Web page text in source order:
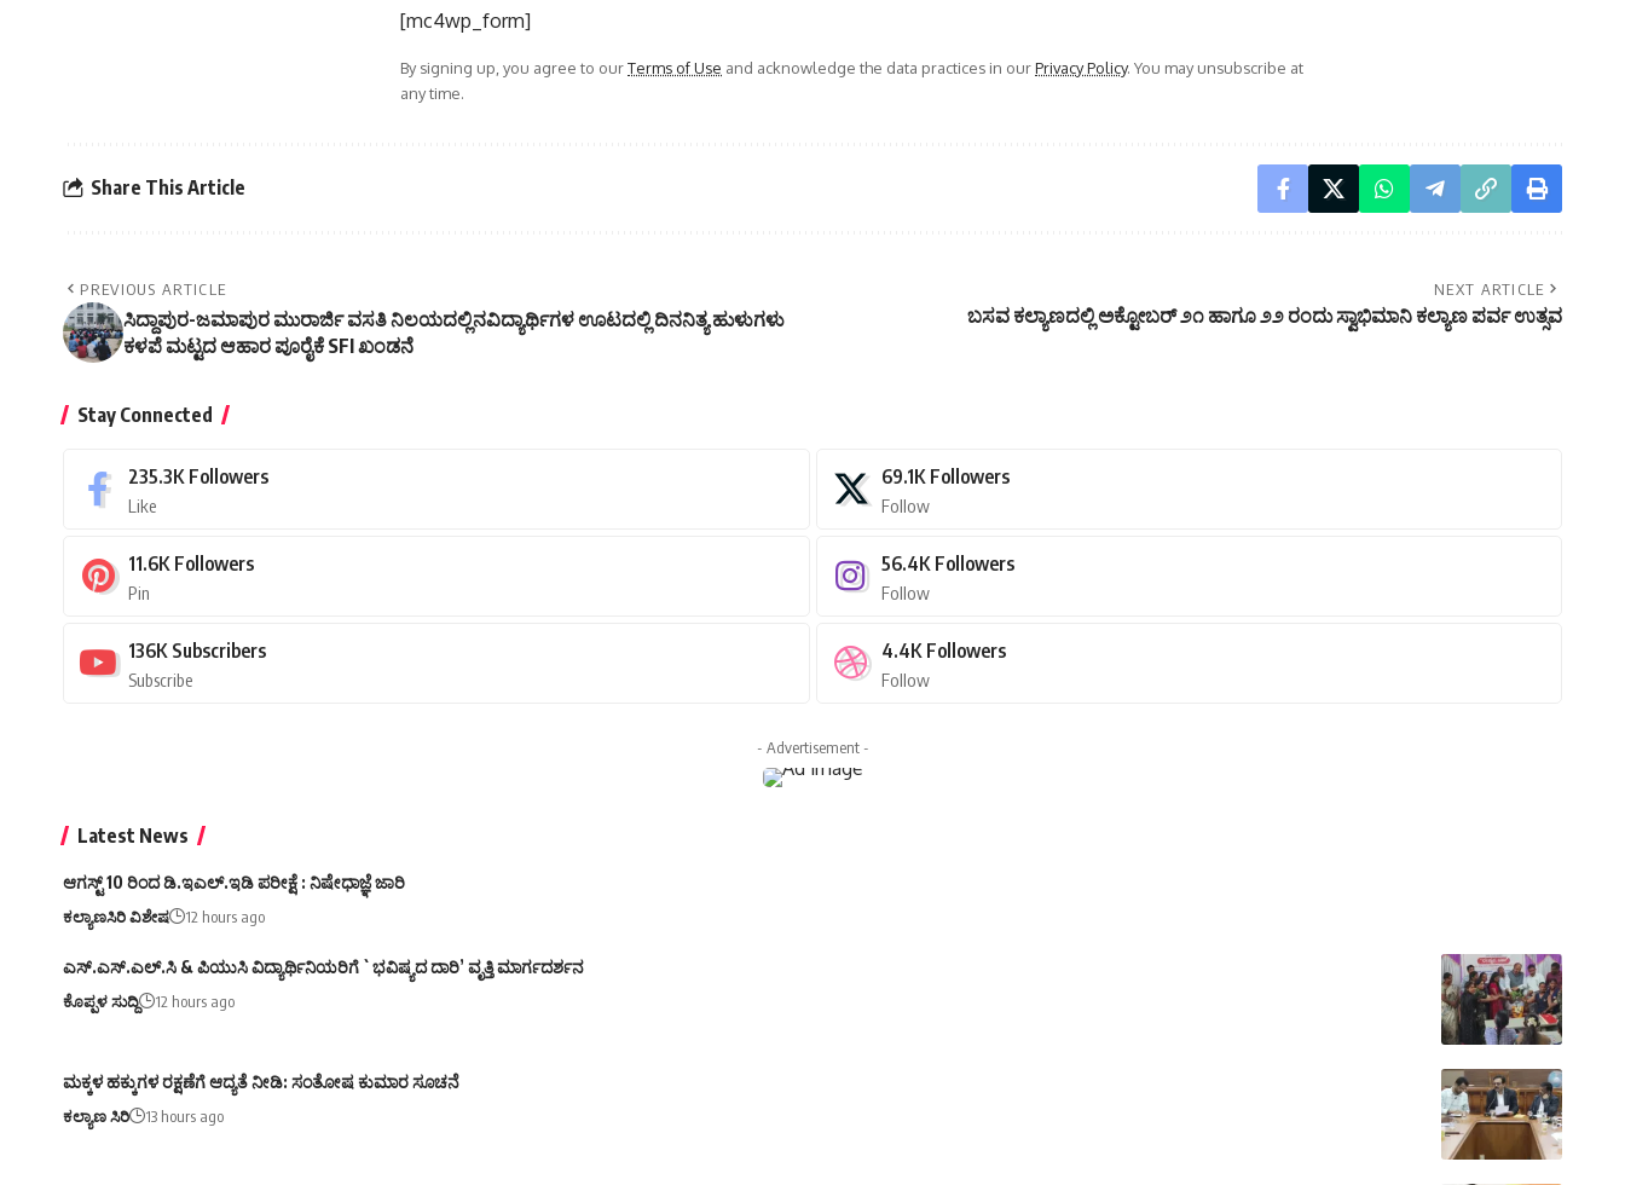
[mc4wp_form]
By signing up, you agree to ourTerms of Use and acknowledge the data practices in ourPrivacy Policy. You may unsubscribe at
any time.
Share This Article
PREVIOUS ARTICLE
ಸಿದ್ದಾಪುರ-ಜಮಾಪುರ ಮುರಾರ್ಜಿ ವಸತಿ ನಿಲಯದಲ್ಲಿನವಿದ್ಯಾರ್ಥಿಗಳ ಊಟದಲ್ಲಿ ದಿನನಿತ್ಯ ಹುಳುಗಳು
ಕಳಪೆ ಮಟ್ಟದ ಆಹಾರ ಪೂರೈಕೆ SFI ಖಂಡನೆ
NEXT ARTICLE
ಬಸವ ಕಲ್ಯಾಣದಲ್ಲಿ ಅಕ್ಟೋಬರ್ ೨೧ ಹಾಗೂ ೨೨ ರಂದು ಸ್ವಾಭಿಮಾನಿ ಕಲ್ಯಾಣ ಪರ್ವ ಉತ್ಸವ
Stay Connected
235.3K Followers
Like
69.1K Followers
Follow
11.6K Followers
Pin
56.4K Followers
Follow
136K Subscribers
Subscribe
4.4K Followers
Follow
- Advertisement -
Latest News
ಆಗಸ್ಟ್ 10 ರಿಂದ ಡಿ.ಇಎಲ್.ಇಡಿ ಪರೀಕ್ಷೆ : ನಿಷೇಧಾಜ್ಞೆ ಜಾರಿ
ಕಲ್ಯಾಣಸಿರಿ ವಿಶೇಷ 12 hours ago
ಎಸ್.ಎಸ್.ಎಲ್.ಸಿ & ಪಿಯುಸಿ ವಿದ್ಯಾರ್ಥಿನಿಯರಿಗೆ `ಭವಿಷ್ಯದ ದಾರಿ’ ವೃತ್ತಿ ಮಾರ್ಗದರ್ಶನ
ಕೊಪ್ಪಳ ಸುದ್ದಿ 12 hours ago
ಮಕ್ಕಳ ಹಕ್ಕುಗಳ ರಕ್ಷಣೆಗೆ ಆದ್ಯತೆ ನೀಡಿ: ಸಂತೋಷ ಕುಮಾರ ಸೂಚನೆ
ಕಲ್ಯಾಣ ಸಿರಿ 13 hours ago